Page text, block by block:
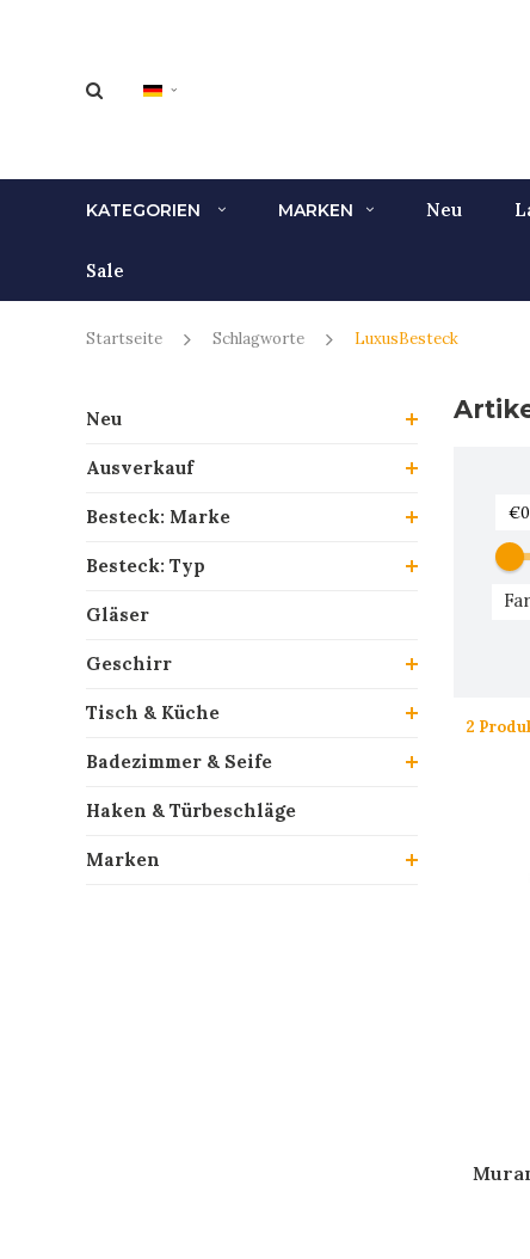
KATEGORIEN MARKEN Neu
Sale
Startseite Schlagworte LuxusBesteck
Neu
Ausverkauf
Besteck: Marke
Besteck: Typ
Gläser
Geschirr
Tisch & Küche
Badezimmer & Seife
Haken & Türbeschläge
Marken
2